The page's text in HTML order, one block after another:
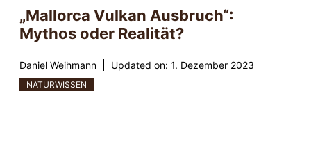
„Mallorca Vulkan Ausbruch“:
Mythos oder Realität?
Daniel Weihmann Updated on: 1. Dezember 2023
NATURWISSEN